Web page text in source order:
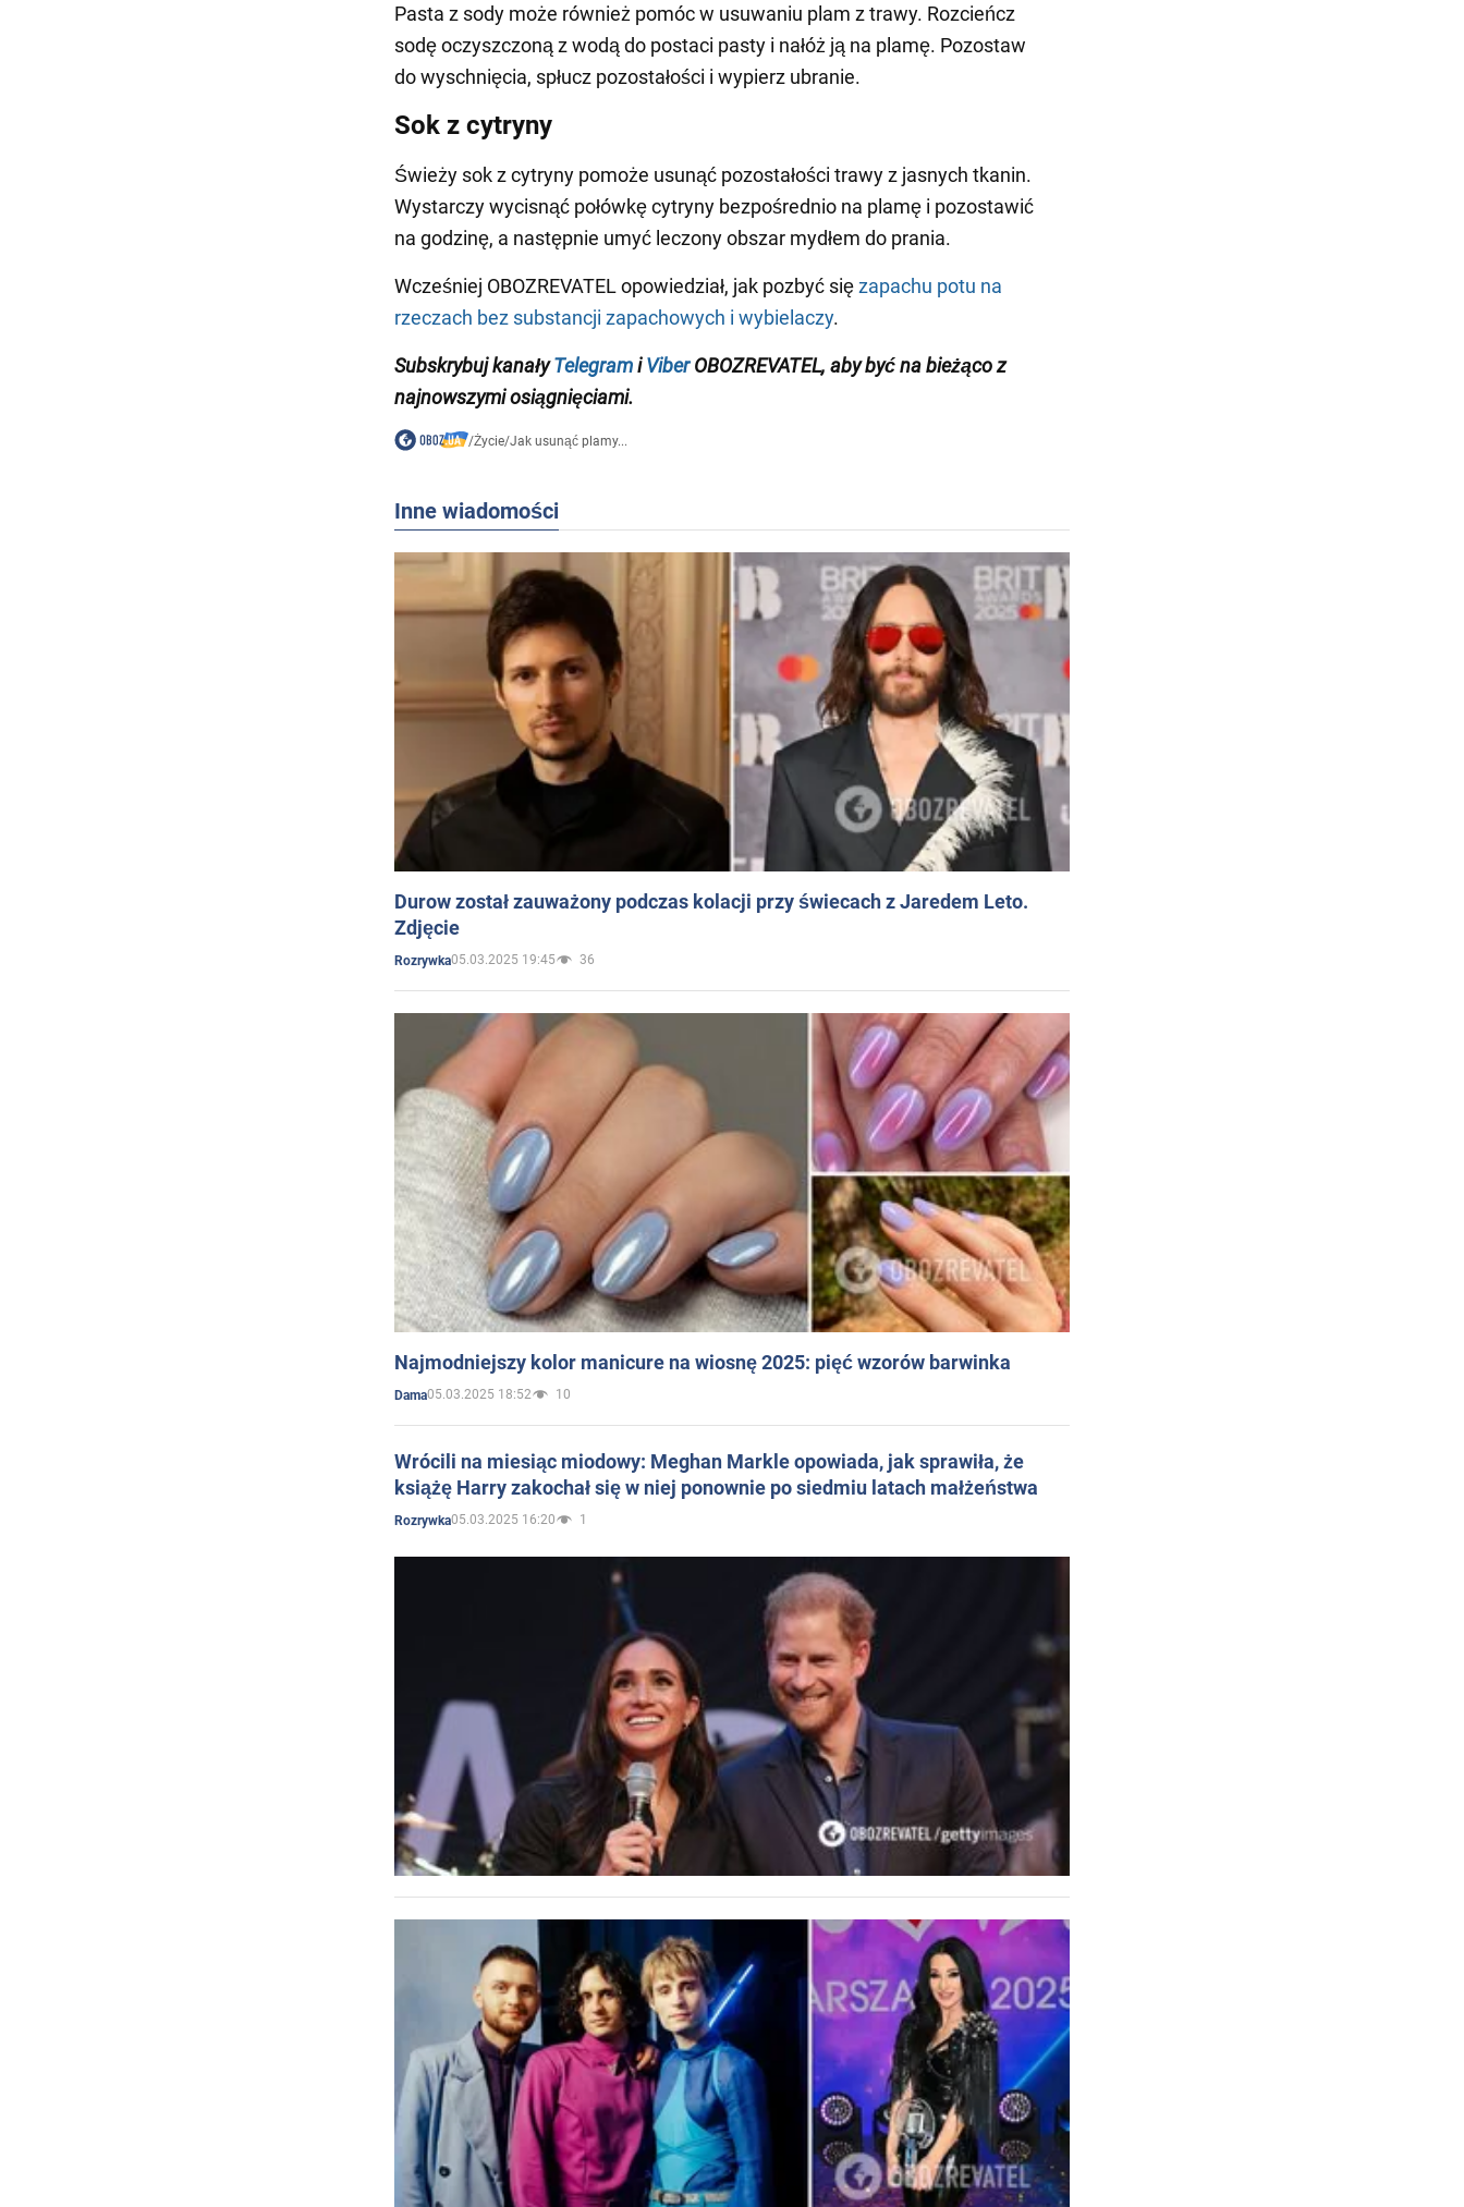
Pasta z sody może również pomóc w usuwaniu plam z trawy. Rozcieńcz
sodę oczyszczoną z wodą do postaci pasty i nałóż ją na plamę. Pozostaw
do wyschnięcia, spłucz pozostałości i wypierz ubranie.
Sok z cytryny
Świeży sok z cytryny pomoże usunąć pozostałości trawy z jasnych tkanin.
Wystarczy wycisnąć połówkę cytryny bezpośrednio na plamę i pozostawić
na godzinę, a następnie umyć leczony obszar mydłem do prania.
Wcześniej OBOZREVATEL opowiedział, jak pozbyć sięzapachu potu na
rzeczach bez substancji zapachowych i wybielaczy.
Subskrybuj kanałyTelegramiViber OBOZREVATEL, aby być na bieżąco z
najnowszymi osiągnięciami.
/Życie/Jak usunąć plamy...
Inne wiadomości
Durow został zauważony podczas kolacji przy świecach z Jaredem Leto.
Zdjęcie
Rozrywka05.03.2025 19:45 36
Najmodniejszy kolor manicure na wiosnę 2025: pięć wzorów barwinka
Dama05.03.2025 18:52 10
Wrócili na miesiąc miodowy: Meghan Markle opowiada, jak sprawiła, że
książę Harry zakochał się w niej ponownie po siedmiu latach małżeństwa
Rozrywka05.03.2025 16:20 1